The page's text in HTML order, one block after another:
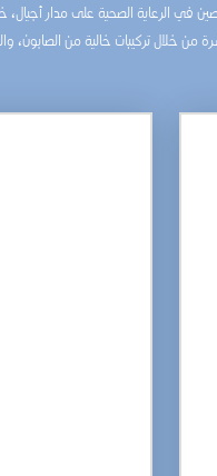
في الرعاية الصحية على مدار أجيال،
من خلال تركيبات خالية من الصابون،